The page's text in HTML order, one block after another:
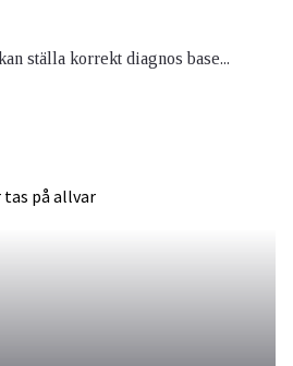
ställa korrekt diagnos base...